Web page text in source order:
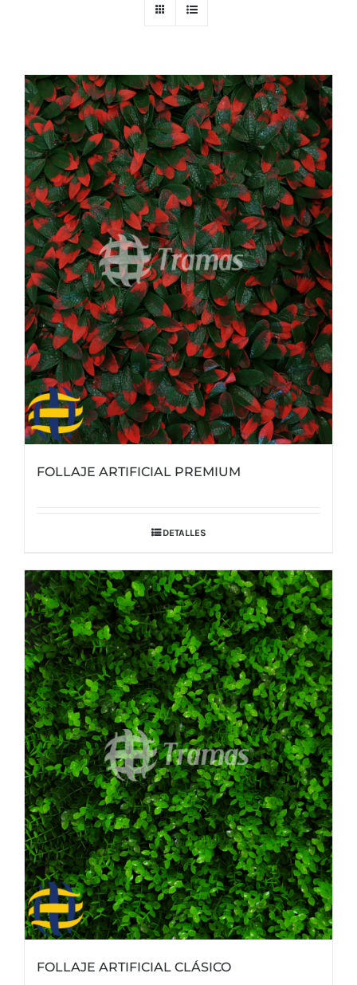
FOLLAJE ARTIFICIAL PREMIUM
DETALLES
FOLLAJE ARTIFICIAL CLÁSICO